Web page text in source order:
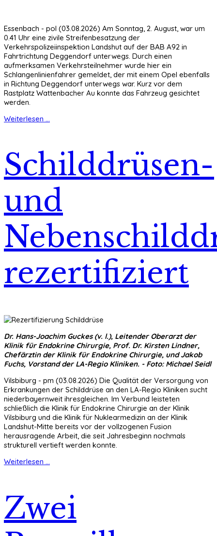
Essenbach - pol (03.08.2026) Am Sonntag, 2. August, war um
0.41 Uhr eine zivile Streifenbesatzung der
Verkehrspolizeiinspektion Landshut auf der BAB A92 in
Fahrtrichtung Deggendorf unterwegs. Durch einen
aufmerksamen Verkehrsteilnehmer wurde hier ein
Schlangenlinienfahrer gemeldet, der mit einem Opel ebenfalls
in Richtung Deggendorf unterwegs war. Kurz vor dem
Rastplatz Wattenbacher Au konnte das Fahrzeug gesichtet
werden.
Weiterlesen ...
Schilddrüsen-
und
rezertifiziert
Dr. Hans-Joachim Guckes (v. l.), Leitender Oberarzt der
Klinik für Endokrine Chirurgie, Prof. Dr. Kirsten Lindner,
Chefärztin der Klinik für Endokrine Chirurgie, und Jakob
Fuchs, Vorstand der LA-Regio Kliniken. - Foto: Michael Seidl
Vilsbiburg - pm (03.08.2026) Die Qualität der Versorgung von
Erkrankungen der Schilddrüse an den LA-Regio Kliniken sucht
niederbayernweit ihresgleichen. Im Verbund leisteten
schließlich die Klinik für Endokrine Chirurgie an der Klinik
Vilsbiburg und die Klinik für Nuklearmedizin an der Klinik
Landshut-Mitte bereits vor der vollzogenen Fusion
herausragende Arbeit, die seit Jahresbeginn nochmals
strukturell vertieft werden konnte.
Weiterlesen ...
Zwei